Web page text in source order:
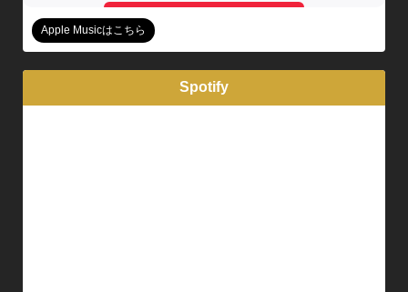
Apple Musicはこちら
Spotify